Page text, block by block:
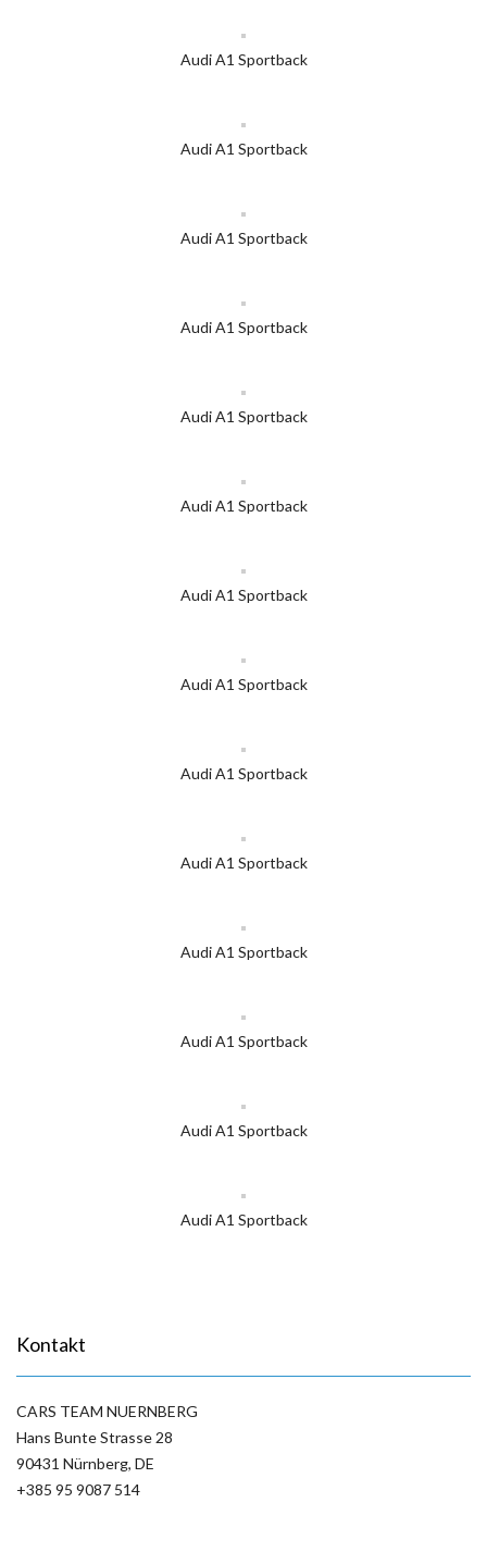
Audi A1 Sportback
Audi A1 Sportback
Audi A1 Sportback
Audi A1 Sportback
Audi A1 Sportback
Audi A1 Sportback
Audi A1 Sportback
Audi A1 Sportback
Audi A1 Sportback
Audi A1 Sportback
Audi A1 Sportback
Audi A1 Sportback
Audi A1 Sportback
Audi A1 Sportback
Kontakt
CARS TEAM NUERNBERG
Hans Bunte Strasse 28
90431 Nürnberg, DE
+385 95 9087 514